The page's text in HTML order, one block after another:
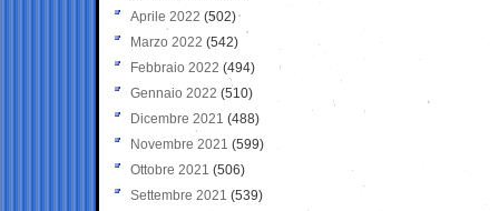
Aprile 2022 (502)
Marzo 2022 (542)
Febbraio 2022 (494)
Gennaio 2022 (510)
Dicembre 2021 (488)
Novembre 2021 (599)
Ottobre 2021 (506)
Settembre 2021 (539)